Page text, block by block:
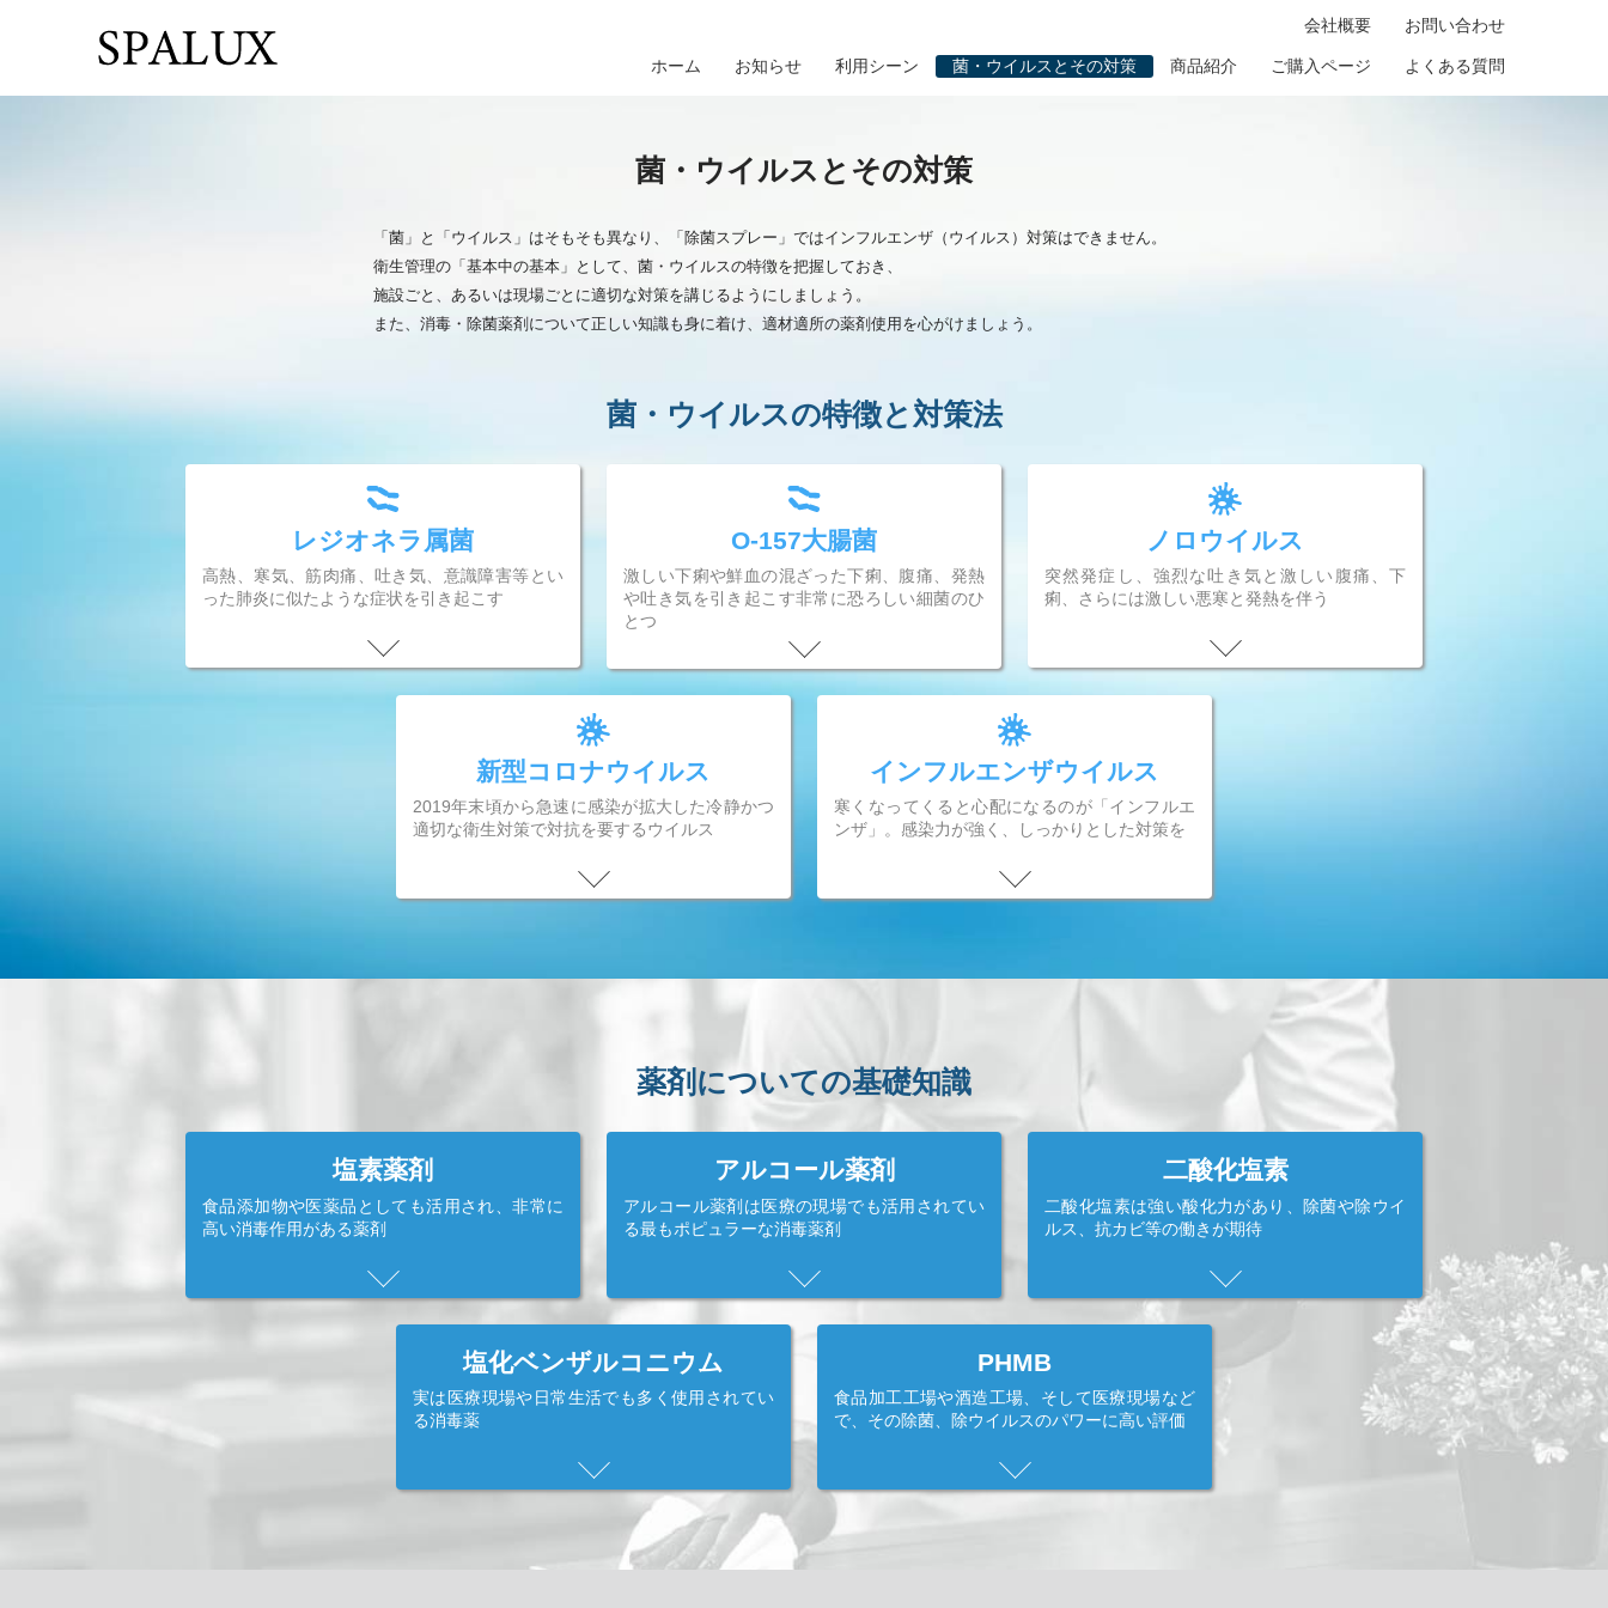
会社概要 お問い合わせ
ホーム お知らせ 利用シーン 菌・ウイルスとその対策 商品紹介 ご購入ページ よくある質問
菌・ウイルスとその対策
「菌」と「ウイルス」はそもそも異なり、「除菌スプレー」ではインフルエンザ（ウイルス）対策はできません。
衛生管理の「基本中の基本」として、菌・ウイルスの特徴を把握しておき、
施設ごと、あるいは現場ごとに適切な対策を講じるようにしましょう。
また、消毒・除菌薬剤について正しい知識も身に着け、適材適所の薬剤使用を心がけましょう。
菌・ウイルスの特徴と対策法
レジオネラ属菌
高熱、寒気、筋肉痛、吐き気、意識障害等とい
った肺炎に似たような症状を引き起こす
O-157大腸菌
激しい下痢や鮮血の混ざった下痢、腹痛、発熱
や吐き気を引き起こす非常に恐ろしい細菌のひ
とつ
ノロウイルス
突然発症し、強烈な吐き気と激しい腹痛、下
痢、さらには激しい悪寒と発熱を伴う
新型コロナウイルス
2019年末頃から急速に感染が拡大した冷静かつ
適切な衛生対策で対抗を要するウイルス
インフルエンザウイルス
寒くなってくると心配になるのが「インフルエ
ンザ」。感染力が強く、しっかりとした対策を
薬剤についての基礎知識
塩素薬剤
食品添加物や医薬品としても活用され、非常に
高い消毒作用がある薬剤
アルコール薬剤
アルコール薬剤は医療の現場でも活用されてい
る最もポピュラーな消毒薬剤
二酸化塩素
二酸化塩素は強い酸化力があり、除菌や除ウイ
ルス、抗カビ等の働きが期待
塩化ベンザルコニウム
実は医療現場や日常生活でも多く使用されてい
る消毒薬
PHMB
食品加工工場や酒造工場、そして医療現場など
で、その除菌、除ウイルスのパワーに高い評価